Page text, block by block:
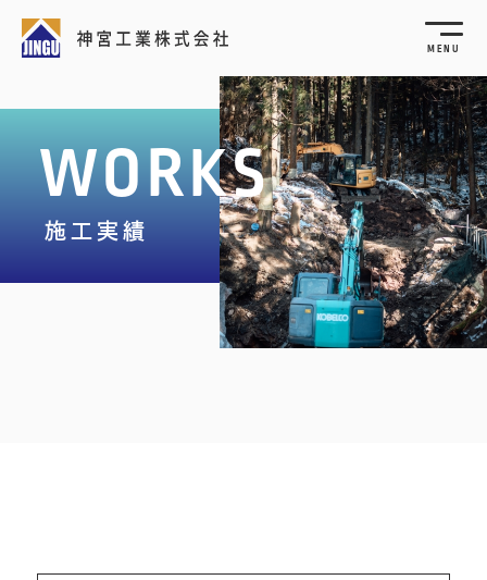
MENU
WORKS
施工実績